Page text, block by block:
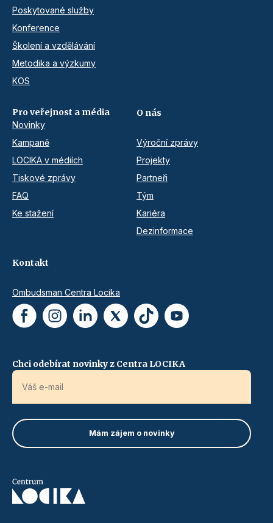
Poskytované služby
Konference
Školení a vzdělávání
Metodika a výzkumy
KOS
Pro veřejnost a média
Novinky
Kampaně
LOCIKA v médiích
Tiskové zprávy
FAQ
Ke stažení
O nás
Výroční zprávy
Projekty
Partneři
Tým
Kariéra
Dezinformace
Kontakt
Ombudsman Centra Locika
Chci odebírat novinky z Centra LOCIKA